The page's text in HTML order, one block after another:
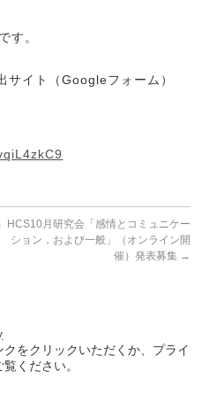
す。
サイト（Googleフォーム）
HCS10月研究会「感情とコミュニケー
ション，および一般」（オンライン開
催）発表募集 →
をクリックいただくか、プライ
ください。